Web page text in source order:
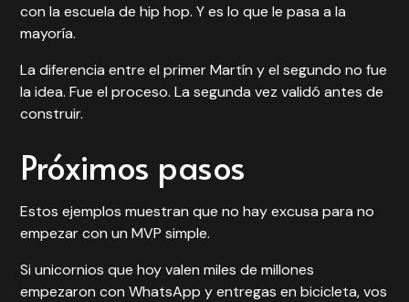
con la escuela de hip hop. Y es lo que le pasa a la
mayoría.
La diferencia entre el primer Martín y el segundo no fue
la idea. Fue el proceso. La segunda vez validó antes de
construir.
Próximos pasos
Estos ejemplos muestran que no hay excusa para no
empezar con un MVP simple.
Si unicornios que hoy valen miles de millones
empezaron con WhatsApp y entregas en bicicleta, vos